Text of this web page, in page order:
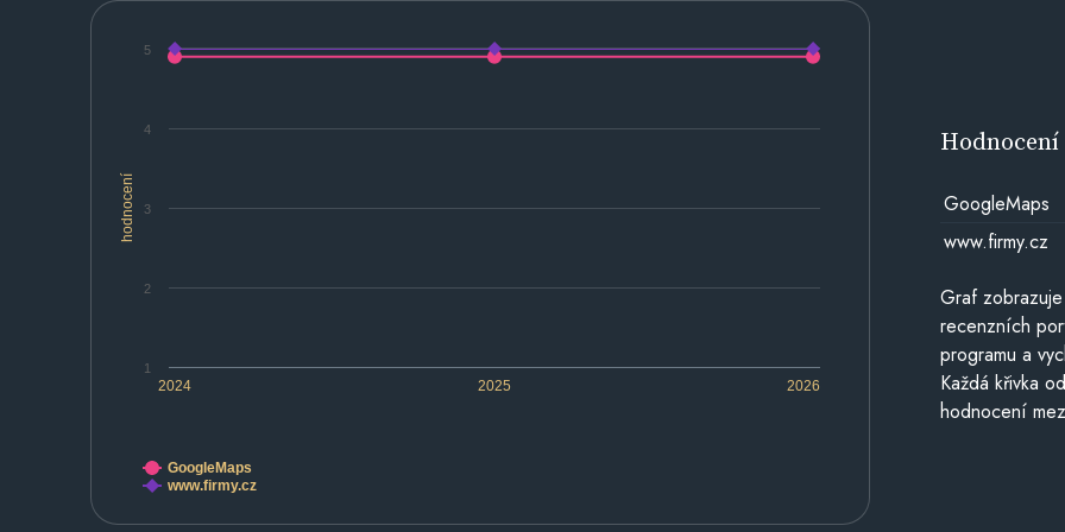
hodnocení
2024 2025 2026
1
2
3
4
5
GoogleMaps
www.firmy.cz
Hodnocení
GoogleMaps
www.firmy.cz
Graf
recenzních
programu a
Každá křivka
hodnocení